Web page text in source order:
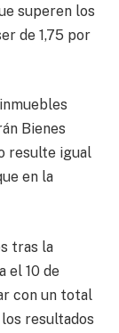
superen los
de 1,75 por
Bienes
resulte igual
en la
tras la
el 10 de
con un total
resultados